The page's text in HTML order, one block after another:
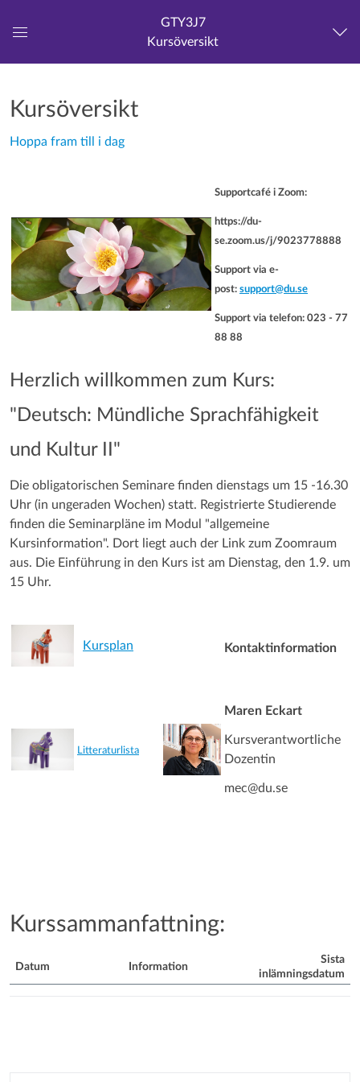
navigationsmeny
GTY3J7
Kursöversikt
Kursöversikt
Hoppa fram till i dag
Supportcafé i Zoom:
https://du-
se.zoom.us/j/9023778888
Support via e-
post: support@du.se
Support via telefon: 023 - 77
88 88
Herzlich willkommen zum Kurs:
"Deutsch: Mündliche Sprachfähigkeit
und Kultur II"
Die obligatorischen Seminare finden dienstags um 15 -16.30
Uhr (in ungeraden Wochen) statt. Registrierte Studierende
finden die Seminarpläne im Modul "allgemeine
Kursinformation". Dort liegt auch der Link zum Zoomraum
aus. Die Einführung in den Kurs ist am Dienstag, den 1.9. um
15 Uhr.
Kursplan Kontaktinformation
Litteraturlista
Maren Eckart
Kursverantwortliche
Dozentin
mec@du.se
Kurssammanfattning:
Datum Information
Sista
inlämningsdatum